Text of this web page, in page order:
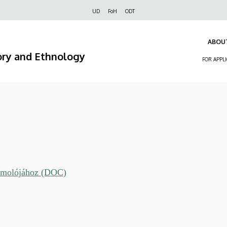
UD FoH ODT
and Ethnology FOR
(DOC)